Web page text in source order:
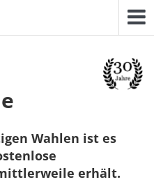
Wahlen ist es
erhält.